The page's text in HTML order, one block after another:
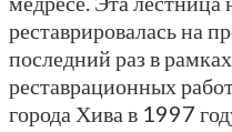
реставрировалась на
последний раз в
реставрационных
города Хива в 1997